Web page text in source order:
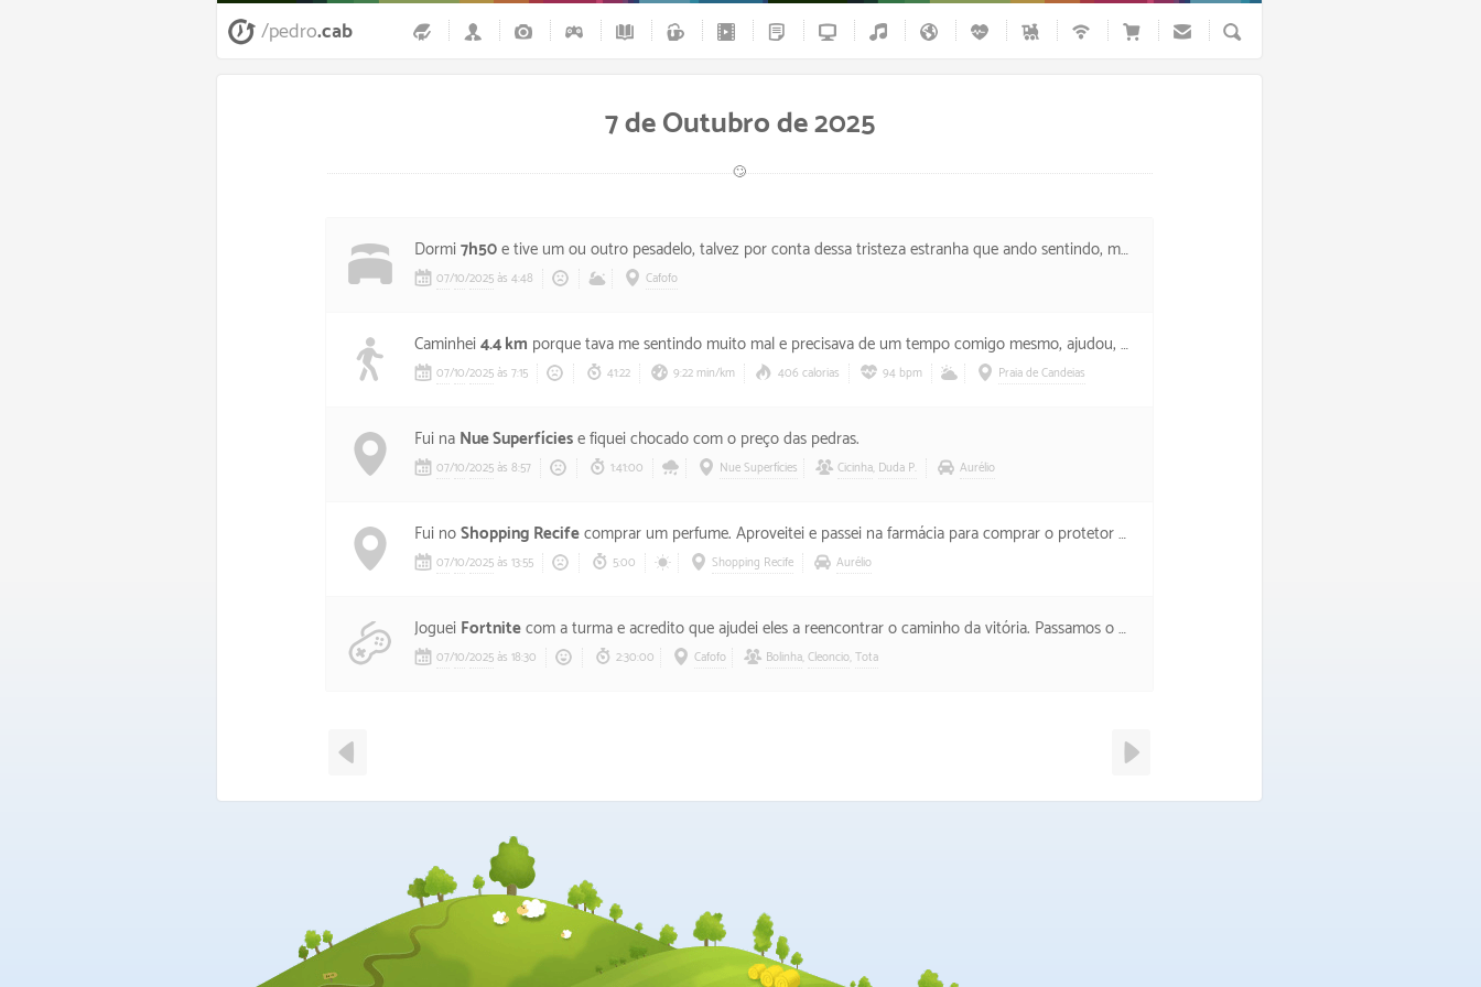
/pedro.cab
7 de Outubro de 2025
🙄
Dormi7h50e tive um ou outro pesadelo, talvez por conta dessa tristeza estranha que ando sentindo, mas fora isso foi uma noite tranquila.
07/10/2025 às 4:48 Cafofo
Caminhei4.4 km porque tava me sentindo muito mal e precisava de um tempo comigo mesmo, ajudou, mas como tinha programação depois, rolou uma certa ansia por chegar que não foi legal.
07/10/2025às 7:15 41:22 9:22 min/km 406 calorias 94 bpm Praia de Candeias
Fui na Nue Superfíciese fiquei chocado com o preço das pedras.
07/10/2025 às 8:57 1:41:00 Nue Superfícies Cicinha Duda P. Aurélio
Fui noShopping Recifecomprar um perfume. Aproveitei e passei na farmácia para comprar o protetor da viagem.
07/10/2025às 13:55 5:00 Shopping Recife Aurélio
Joguei Fortnitecom a turma e acredito que ajudei eles a reencontrar o caminho da vitória. Passamos o rodo em várias partidas.
07/10/2025 às 18:30 2:30:00 Cafofo Bolinha Cleoncio Tota